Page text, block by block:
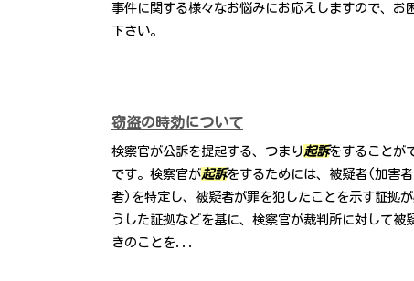
事件に関する様々なお悩みにお応えしますので、お
下さい。
窃盗の時効について
検察官が公訴を提起する、つまり 起訴をすることが
です。検察官が起訴をするためには、被疑者(加害
者)を特定し、被疑者が罪を犯したことを示す証拠が
うした証拠などを基に、検察官が裁判所に対して被
きのことを...